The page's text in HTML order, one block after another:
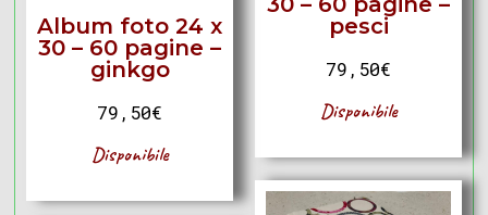
pesci
79,50€
Disponibile
Album foto 24 x
30 – 60 pagine –
ginkgo
79,50€
Disponibile